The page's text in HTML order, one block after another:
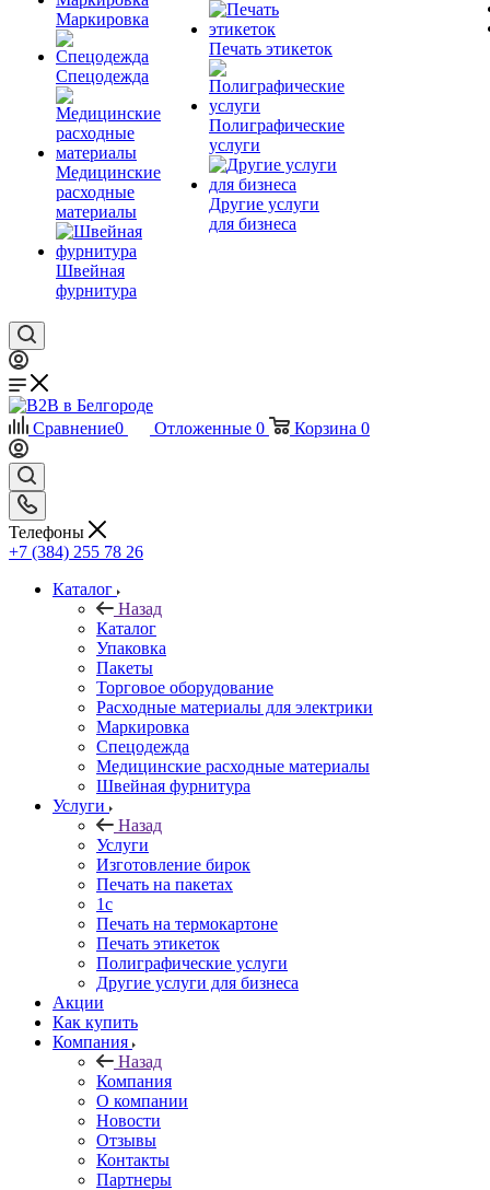
Маркировка
Спецодежда
Медицинские
расходные
материалы
Швейная
фурнитура
Печать этикеток
Полиграфические
услуги
Другие услуги
для бизнеса
Сравнение0 Отложенные 0 Корзина 0
Телефоны
+7 (384) 255 78 26
Каталог
Назад
Каталог
Упаковка
Пакеты
Торговое оборудование
Расходные материалы для электрики
Маркировка
Спецодежда
Медицинские расходные материалы
Швейная фурнитура
Услуги
Назад
Услуги
Изготовление бирок
Печать на пакетах
1c
Печать на термокартоне
Печать этикеток
Полиграфические услуги
Другие услуги для бизнеса
Акции
Как купить
Компания
Назад
Компания
О компании
Новости
Отзывы
Контакты
Партнеры